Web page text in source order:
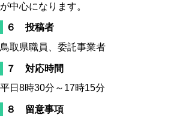
が中心になります。
６ 投稿者
鳥取県職員、委託事業者
７ 対応時間
平日8時30分～17時15分
８ 留意事項